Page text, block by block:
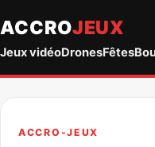
ACCROJEUX
Jeux vidéoDronesFêtes
ACCRO-JEUX